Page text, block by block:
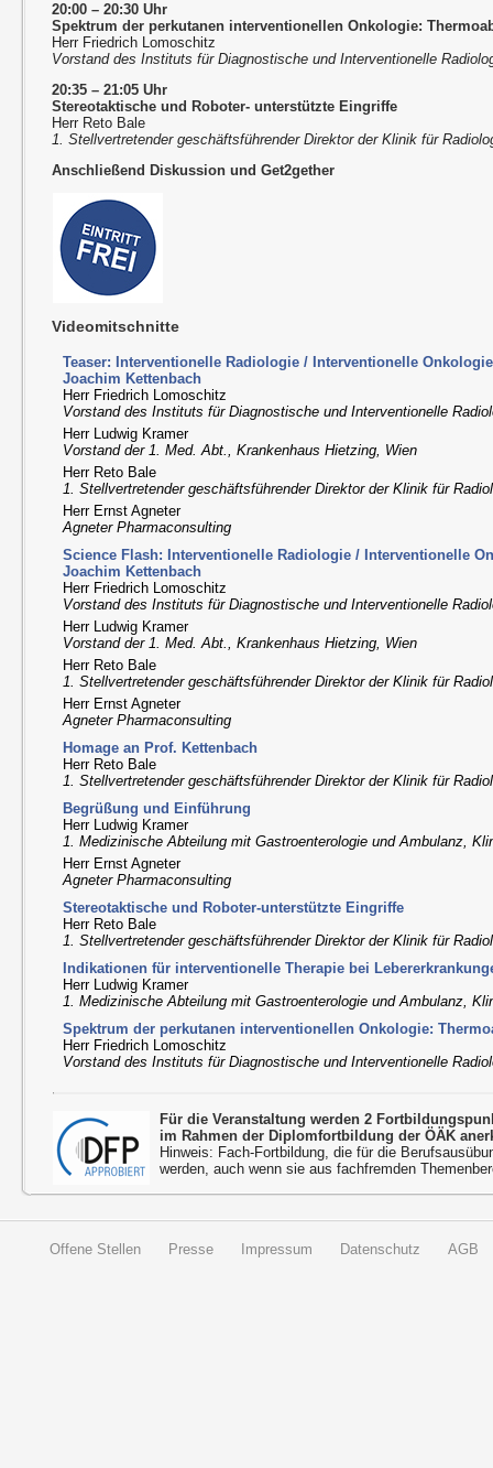
20:00 – 20:30 Uhr
Spektrum der perkutanen interventionellen Onkologie:
Herr Friedrich Lomoschitz
Vorstand des Instituts für Diagnostische und Interventionelle
20:35 – 21:05 Uhr
Stereotaktische und Roboter- unterstützte Eingriffe
Herr Reto Bale
1. Stellvertretender geschäftsführender Direktor der Klinik für
Anschließend Diskussion und Get2gether
Videomitschnitte
Teaser: Interventionelle Radiologie / Interventionelle
Joachim Kettenbach
Herr Friedrich Lomoschitz
Vorstand des Instituts für Diagnostische und Interventionelle
Herr Ludwig Kramer
Vorstand der 1. Med. Abt., Krankenhaus Hietzing, Wien
Herr Reto Bale
1. Stellvertretender geschäftsführender Direktor der Klinik für
Herr Ernst Agneter
Agneter Pharmaconsulting
Science Flash: Interventionelle Radiologie / Interventionelle
Joachim Kettenbach
Herr Friedrich Lomoschitz
Vorstand des Instituts für Diagnostische und Interventionelle
Herr Ludwig Kramer
Vorstand der 1. Med. Abt., Krankenhaus Hietzing, Wien
Herr Reto Bale
1. Stellvertretender geschäftsführender Direktor der Klinik für
Herr Ernst Agneter
Agneter Pharmaconsulting
Homage an Prof. Kettenbach
Herr Reto Bale
1. Stellvertretender geschäftsführender Direktor der Klinik für
Begrüßung und Einführung
Herr Ludwig Kramer
1. Medizinische Abteilung mit Gastroenterologie und Ambulanz,
Herr Ernst Agneter
Agneter Pharmaconsulting
Stereotaktische und Roboter-unterstützte Eingriffe
Herr Reto Bale
1. Stellvertretender geschäftsführender Direktor der Klinik für
Indikationen für interventionelle Therapie bei
Herr Ludwig Kramer
1. Medizinische Abteilung mit Gastroenterologie und Ambulanz,
Spektrum der perkutanen interventionellen Onkologie:
Herr Friedrich Lomoschitz
Vorstand des Instituts für Diagnostische und Interventionelle
Für die Veranstaltung werden 2
im Rahmen der Diplomfortbildung der ÖÄK
Hinweis: Fach-Fortbildung, die für die
werden, auch wenn sie aus fachfremden
Offene Stellen Presse Impressum Datenschutz AGB